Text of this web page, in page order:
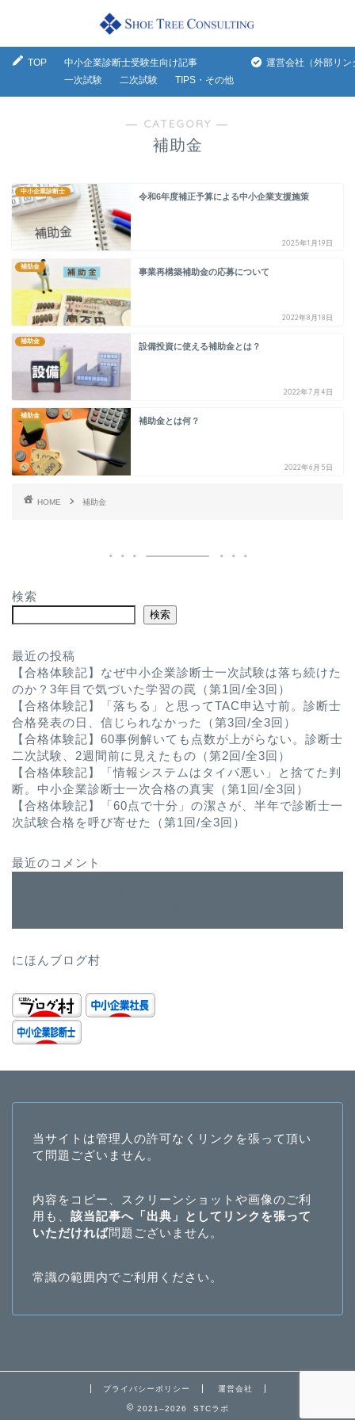
TOP
中小企業診断士受験生向け記事
一次試験
二次試験 TIPS・その他
運営会社（外部リン
― CATEGORY ―
補助金
中小企業診断士
令和6年度補正予算による中小企業支援施策
2025年1月19日
補助金
事業再構築補助金の応募について
2022年8月18日
補助金
設備投資に使える補助金とは？
2022年7月4日
補助金
補助金とは何？
2022年6月5日
HOME 補助金
検索
検索
最近の投稿
【合格体験記】なぜ中小企業診断士一次試験は落ち続けた
のか？3年目で気づいた学習の罠（第1回/全3回）
【合格体験記】「落ちる」と思ってTAC申込寸前。診断士
合格発表の日、信じられなかった（第3回/全3回）
【合格体験記】60事例解いても点数が上がらない。診断士
二次試験、2週間前に見えたもの（第2回/全3回）
【合格体験記】「情報システムはタイパ悪い」と捨てた判
断。中小企業診断士一次合格の真実（第1回/全3回）
【合格体験記】「60点で十分」の潔さが、半年で診断士一
次試験合格を呼び寄せた（第1回/全3回）
最近のコメント
にほんブログ村
当サイトは管理人の許可なくリンクを張って頂い
て問題ございません。
内容をコピー、スクリーンショットや画像のご利
用も、 該当記事へ「出典」としてリンクを張って
いただければ問題ございません。
常識の範囲内でご利用ください。
プライバシーポリシー 運営会社
2021–2026 STCラボ